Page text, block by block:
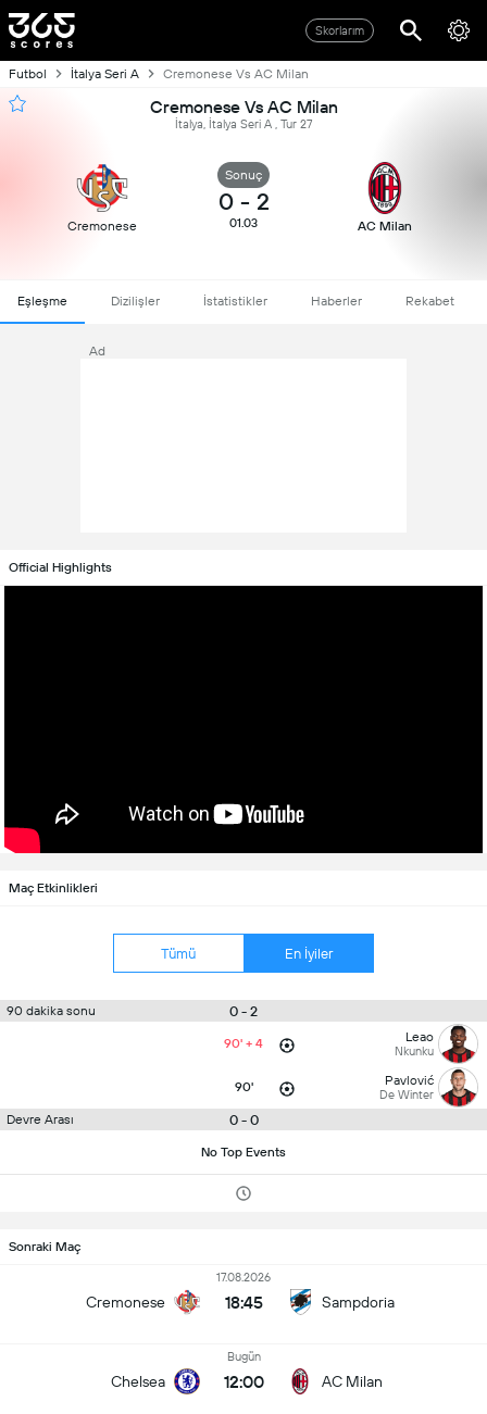
Skorlarım
Futbol İtalya Seri A Cremonese Vs AC Milan
Cremonese Vs AC Milan
İtalya, İtalya Seri A , Tur 27
Cremonese
Sonuç
0 - 2
01.03 AC Milan
Eşleşme Dizilişler İstatistikler Haberler Rekabet
Ad
Official Highlights
Maç Etkinlikleri
Tümü En İyiler
90 dakika sonu 0 - 2
90' + 4 Leao
Nkunku
90' Pavlović
De Winter
Devre Arası 0 - 0
No Top Events
Sonraki Maç
Cremonese
17.08.2026
18:45 Sampdoria
Chelsea
Bugün
12:00 AC Milan